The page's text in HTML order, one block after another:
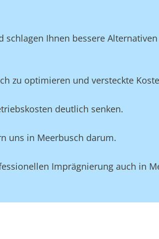
Ihnen bessere
zu optimieren und versteckte
deutlich senken.
uns in Meerbusch darum.
Imprägnierung auch in